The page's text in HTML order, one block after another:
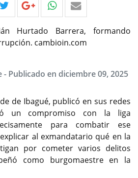
Hurtado Barrera, formando
cambioin.com
- Publicado en diciembre 09, 2025
de Ibagué, publicó en sus redes
un compromiso con la liga
para combatir ese
al exmandatario qué en la
por cometer varios delitos
como burgomaestre en la